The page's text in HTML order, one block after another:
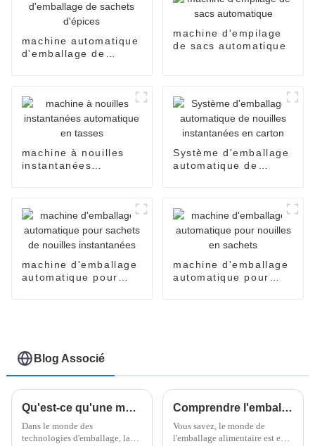
machine automatique
d'emballage de
machine d'empilage
de sacs automatique
machine à nouilles
instantanées
Système d'emballage
automatique de
machine d'emballage
automatique pour
machine d'emballage
automatique pour
Blog Associé
Qu'est-ce qu'une machine d'emballage flow pack automatique et comment fonctionne-t-elle ?
Dans le monde des
technologies d'emballage, la
Comprendre l'emballage flowpack et son impact sur l'efficacité de la chaîne d'approvisionnement
Vous savez, le monde de
l'emballage alimentaire est en